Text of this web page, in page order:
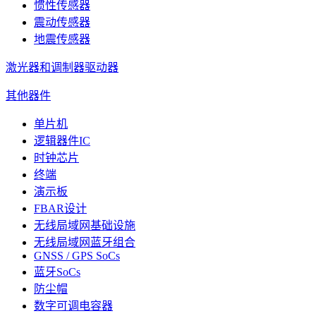
惯性传感器
震动传感器
地震传感器
激光器和调制器驱动器
其他器件
单片机
逻辑器件IC
时钟芯片
终端
演示板
FBAR设计
无线局域网基础设施
无线局域网蓝牙组合
GNSS / GPS SoCs
蓝牙SoCs
防尘帽
数字可调电容器